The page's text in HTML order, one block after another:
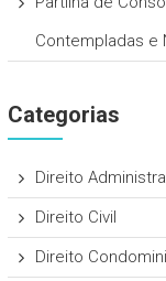
Contempladas e
Categorias
Direito
Direito Civil
Direito